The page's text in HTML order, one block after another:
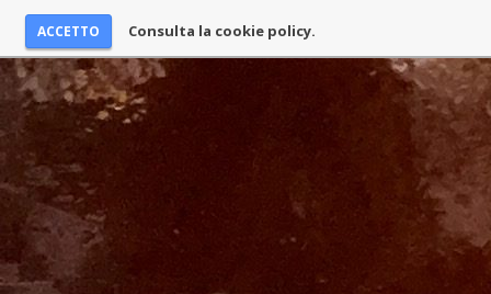
Consulta la cookie policy.